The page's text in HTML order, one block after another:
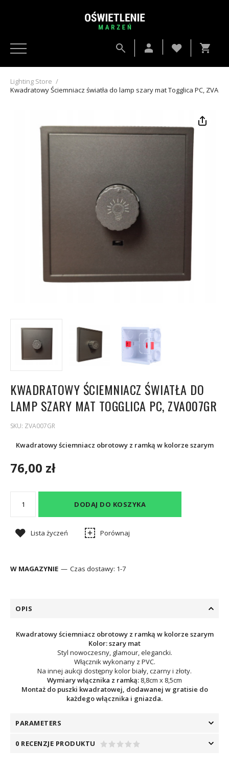
Lighting Store /
Kwadratowy Ściemniacz światła do lamp szary mat Togglica PC,
KWADRATOWY ŚCIEMNIACZ ŚWIATŁA DO
LAMP SZARY MAT TOGGLICA PC, ZVA007GR
SKU: ZVA007GR
Kwadratowy ściemniacz obrotowy z ramką w kolorze szarym
76,00 zł
DODAJ DO KOSZYKA
Lista życzeń Porównaj
W MAGAZYNIE Czas dostawy: 1-7
OPIS
Kwadratowy ściemniacz obrotowy z ramką w kolorze szarym
Kolor: szary mat
Styl nowoczesny, glamour, elegancki.
Włącznik wykonany z PVC.
Na innej aukcji dostępny kolor biały, czarny i złoty.
Wymiary włącznika z ramką: 8,8cm x 8,5cm
Montaż do puszki kwadratowej, dodawanej w gratisie do
każdego włącznika i gniazda.
PARAMETERS
0 RECENZJE PRODUKTU